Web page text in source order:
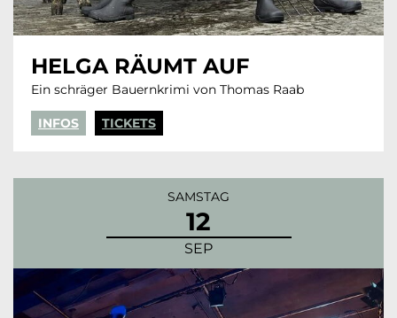
HELGA RÄUMT AUF
Ein schräger Bauernkrimi von Thomas Raab
INFOS TICKETS
SAMSTAG
12
SEP